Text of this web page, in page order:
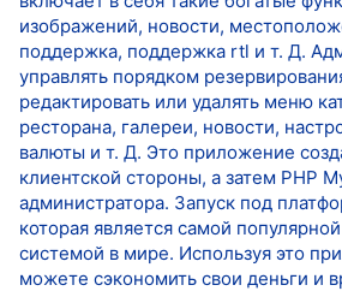
изображений, новости,
поддержка, поддержка rtl и т. Д.
управлять порядком
редактировать или удалять меню
ресторана, галереи, новости,
валюты и т. Д. Это приложение
клиентской стороны, а затем PHP
администратора. Запуск под
которая является самой
системой в мире. Используя это
можете сэкономить свои деньги и